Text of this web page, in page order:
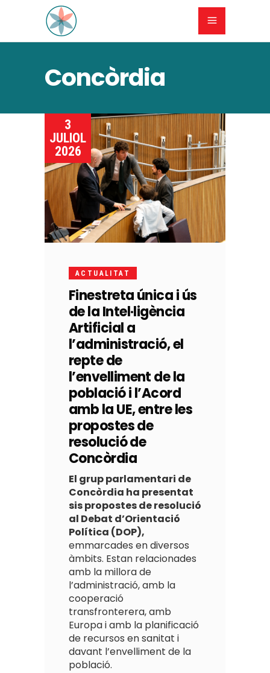
Concòrdia
3
JULIOL
2026
ACTUALITAT
Finestreta única i ús
de la Intel·ligència
Artificial a
l’administració, el
repte de
l’envelliment de la
població i l’Acord
amb la UE, entre les
propostes de
resolució de
Concòrdia
El grup parlamentari de
Concòrdia ha presentat
sis propostes de resolució
al Debat d’Orientació
Política (DOP),
emmarcades en diversos
àmbits. Estan relacionades
amb la millora de
l’administració, amb la
cooperació
transfronterera, amb
Europa i amb la planificació
de recursos en sanitat i
davant l’envelliment de la
població.